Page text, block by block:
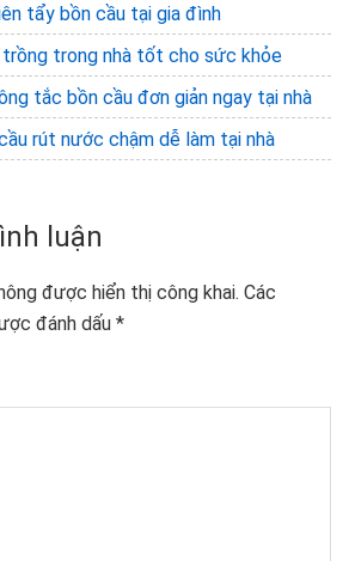
tẩy bồn cầu tại gia đình
trong nhà tốt cho sức khỏe
tắc bồn cầu đơn giản ngay tại nhà
rút nước chậm dễ làm tại nhà
luận
được hiển thị công khai. Các
đánh dấu *